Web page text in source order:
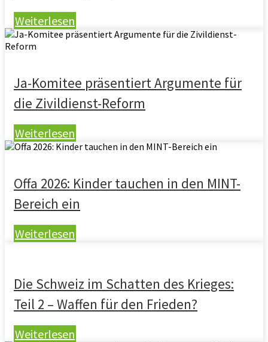
Weiterlesen
Ja-Komitee präsentiert Argumente für
die Zivildienst-Reform
Weiterlesen
Offa 2026: Kinder tauchen in den MINT-
Bereich ein
Weiterlesen
Die Schweiz im Schatten des Krieges:
Teil 2 – Waffen für den Frieden?
Weiterlesen